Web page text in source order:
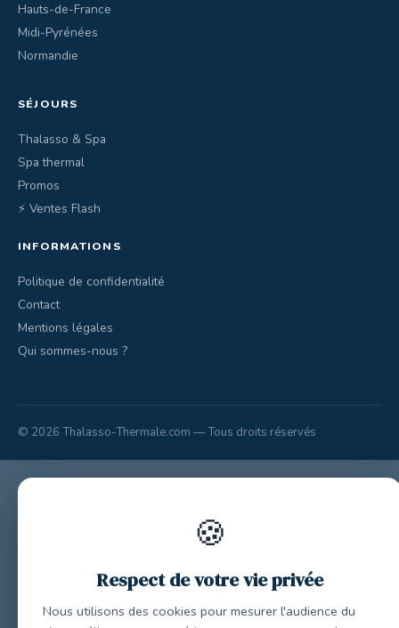
Hauts-de-France
Midi-Pyrénées
Normandie
SÉJOURS
Thalasso & Spa
Spa thermal
Promos
⚡ Ventes Flash
INFORMATIONS
Politique de confidentialité
Contact
Mentions légales
Qui sommes-nous ?
© 2026 Thalasso-Thermale.com — Tous droits réservés
🍪
Respect de votre vie privée
Nous utilisons des cookies pour mesurer l'audience du